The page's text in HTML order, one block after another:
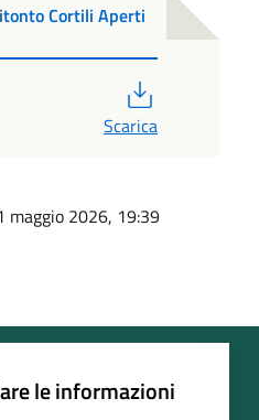
Cortili Aperti
Scarica
maggio 2026, 19:39
le informazioni